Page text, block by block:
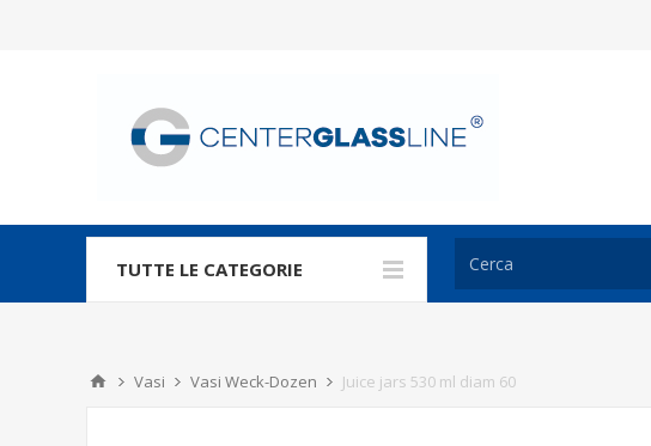
TUTTE LE CATEGORIE
Vasi Vasi Weck-Dozen Juice jars 530 ml diam 60